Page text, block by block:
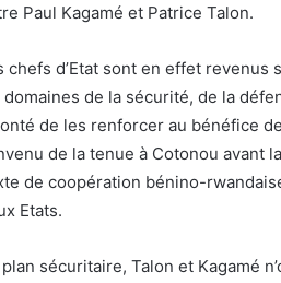
Paul Kagamé et Patrice Talon.
chefs d’Etat sont en effet
domaines de la sécurité, de la
de les renforcer au bénéfice
de la tenue à Cotonou avant
de coopération bénino-
Etats.
sécuritaire, Talon et Kagamé